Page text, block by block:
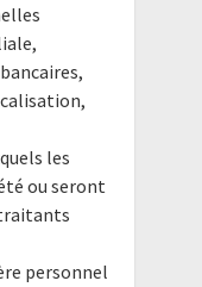
les
ou seront
personnel